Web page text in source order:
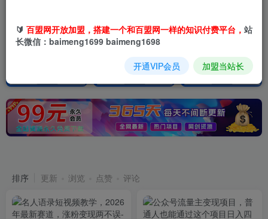
排序
更新 浏览 点赞 评论
🔰 百盟网开放加盟，搭建一个和百盟网一样的知识付费平台， 站
长微信：baimeng1699 baimeng1698
开通VIP会员 加盟当站长